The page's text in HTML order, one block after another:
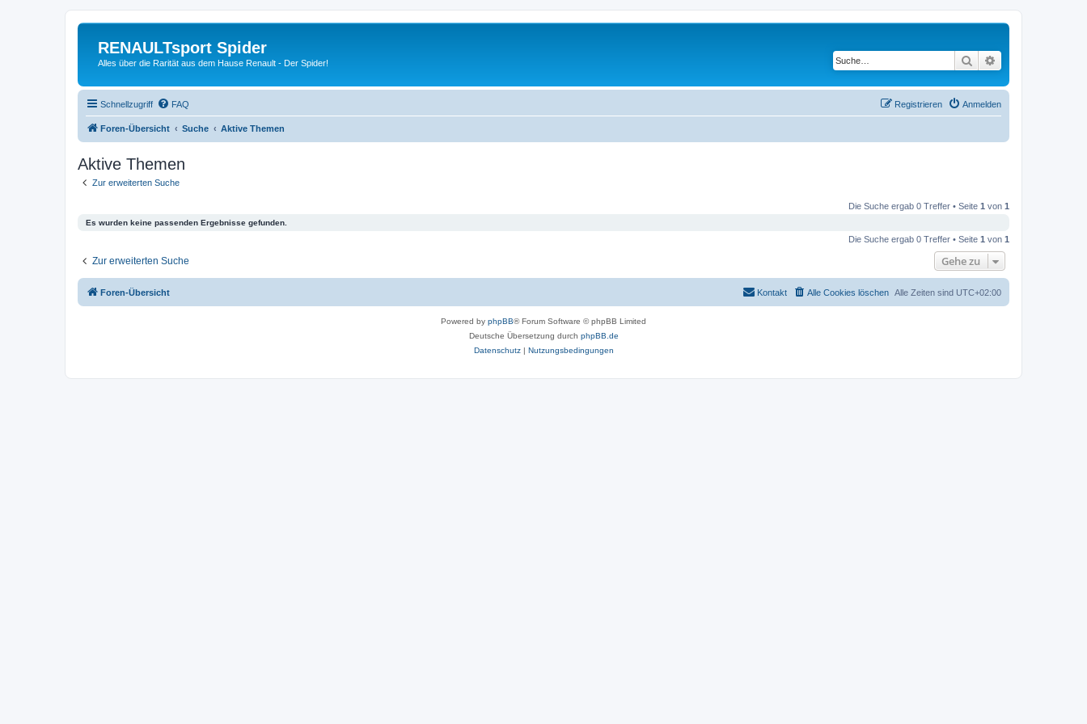
RENAULTsport Spider
Alles über die Rarität aus dem Hause Renault - Der Spider! Suche
Schnellzugriff FAQ Anmelden
Registrieren
Foren-Übersicht Suche Aktive Themen
Aktive Themen
Zur erweiterten Suche
Die Suche ergab 0 Treffer • Seite 1 von 1
Es wurden keine passenden Ergebnisse gefunden.
Die Suche ergab 0 Treffer • Seite 1 von 1
Zur erweiterten Suche Gehe zu
Foren-Übersicht Alle Zeiten sind UTC+02:00
Alle Cookies löschen
Kontakt
Powered by phpBB® Forum Software © phpBB Limited
Deutsche Übersetzung durch phpBB.de
Datenschutz| Nutzungsbedingungen